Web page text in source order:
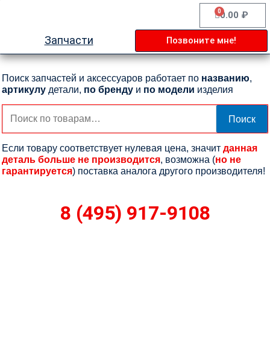
0.00 ₽
0
Cart
Запчасти Позвоните мне!
Поиск запчастей и аксессуаров работает по названию,
артикулу детали, по бренду и по модели изделия
Искать:
Поиск
Если товару соответствует нулевая цена, значит данная
деталь больше не производится, возможна (но не
гарантируется) поставка аналога другого производителя!
8 (495) 917-9108